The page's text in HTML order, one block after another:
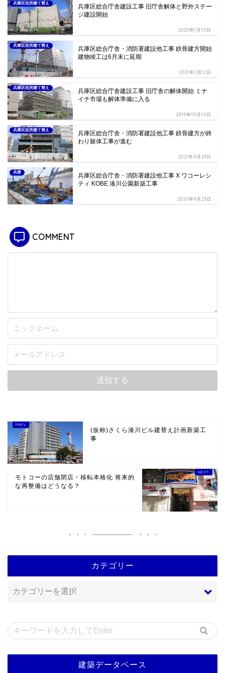
兵庫区役所建て替え
兵庫区総合庁舎建設工事 旧庁舎解体と野外ステー
ジ建設開始
2020年1月10日
兵庫区役所建て替え
兵庫区総合庁舎・消防署建設他工事 鉄骨建方開始
建物竣工は6月末に延期
2021年2月12日
兵庫区役所建て替え
兵庫区総合庁舎建設工事 旧庁舎の解体開始 ミナ
イチ市場も解体準備に入る
2019年10月10日
兵庫区役所建て替え
兵庫区総合庁舎・消防署建設他工事 鉄骨建方が終
わり躯体工事が進む
2021年4月29日
兵庫
兵庫区総合庁舎・消防署建設他工事 X ワコーレシ
ティ KOBE 湊川公園新築工事
2020年9月23日
COMMENT
(仮称)さくら湊川ビル建替え計画新築工
事
モトコーの店舗閉店・移転本格化 将来的
な再整備はどうなる？
カテゴリー
建築データベース